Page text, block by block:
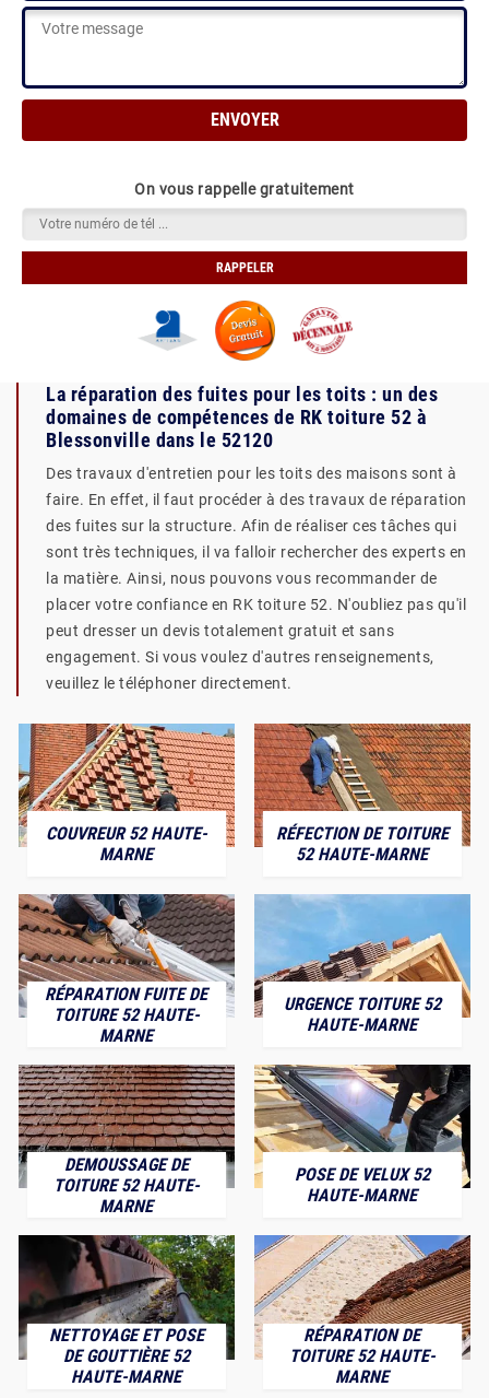
On vous rappelle gratuitement
La réparation des fuites pour les toits : un des
domaines de compétences de RK toiture 52 à
Blessonville dans le 52120
Des travaux d'entretien pour les toits des maisons sont à
faire. En effet, il faut procéder à des travaux de réparation
des fuites sur la structure. Afin de réaliser ces tâches qui
sont très techniques, il va falloir rechercher des experts en
la matière. Ainsi, nous pouvons vous recommander de
placer votre confiance en RK toiture 52. N'oubliez pas qu'il
peut dresser un devis totalement gratuit et sans
engagement. Si vous voulez d'autres renseignements,
veuillez le téléphoner directement.
COUVREUR 52 HAUTE-
MARNE
RÉFECTION DE TOITURE
52 HAUTE-MARNE
RÉPARATION FUITE DE
TOITURE 52 HAUTE-
MARNE
URGENCE TOITURE 52
HAUTE-MARNE
DEMOUSSAGE DE
TOITURE 52 HAUTE-
MARNE
POSE DE VELUX 52
HAUTE-MARNE
NETTOYAGE ET POSE
DE GOUTTIÈRE 52
HAUTE-MARNE
RÉPARATION DE
TOITURE 52 HAUTE-
MARNE